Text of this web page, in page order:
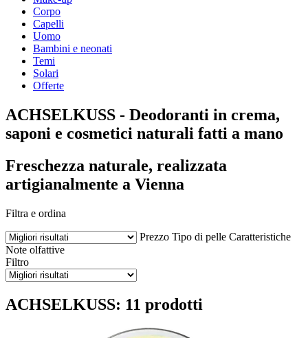
Corpo
Capelli
Uomo
Bambini e neonati
Temi
Solari
Offerte
ACHSELKUSS - Deodoranti in crema,
saponi e cosmetici naturali fatti a mano
Freschezza naturale, realizzata
artigianalmente a Vienna
Filtra e ordina
Prezzo Tipo di pelle Caratteristiche
Note olfattive
Filtro
ACHSELKUSS: 11 prodotti